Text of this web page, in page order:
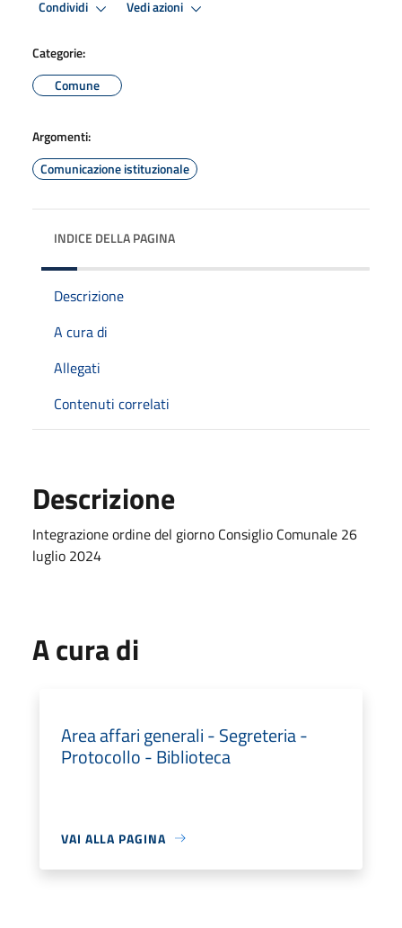
Condividi Vedi azioni
Categorie:
Comune
Argomenti:
Comunicazione istituzionale
INDICE DELLA PAGINA
Descrizione
A cura di
Allegati
Contenuti correlati
Descrizione
Integrazione ordine del giorno Consiglio Comunale 26
luglio 2024
A cura di
Area affari generali - Segreteria -
Protocollo - Biblioteca
VAI ALLA PAGINA